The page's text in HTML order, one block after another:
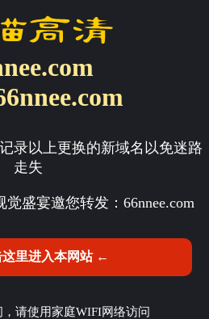
录以上更换的新域名以免迷路
走失
盛宴邀您转发： 66nnee.com
里进入本网站 ←
请使用家庭WIFI网络访问